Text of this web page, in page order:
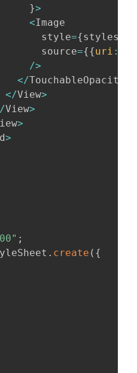
}>
<Image
style
={styles
source
={{uri :
/>
</TouchableOpacity
</View>
/View>
>
>
;
. create ( {